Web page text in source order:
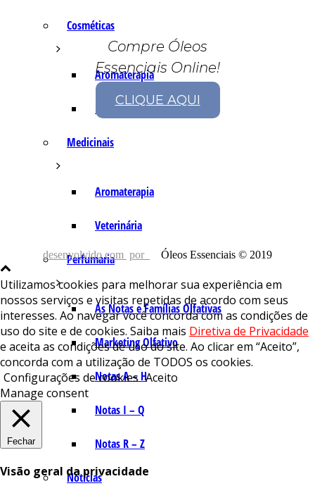
Cosméticas
Aromaterapia
Fórmulas Caseiras
Medicinais
Aromaterapia
Veterinária
Perfumaria
As Notas e Famílias Olfativas
Marketing Olfativo
Notas A – H
Notas I – Q
Notas R – Z
Notícias
Compre Óleos
Essenciais Online!
CLIQUE AQUI
desenvolvido com por Óleos Essenciais © 2019
Utilizamos cookies para melhorar sua experiência em
nossos serviços e visitas repetidas de acordo com seus
interesses. Ao navegar você concorda com as condições de
uso do site e de cookies. Saiba mais Diretiva de Privacidade
e aceita as condições de uso do site. Ao clicar em “Aceito”,
concorda com a utilização de TODOS os cookies.
Configurações de cookies Aceito
Manage consent
Fechar
Visão geral da privacidade